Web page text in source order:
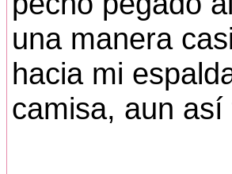
una manera
hacia mi
camisa, aun